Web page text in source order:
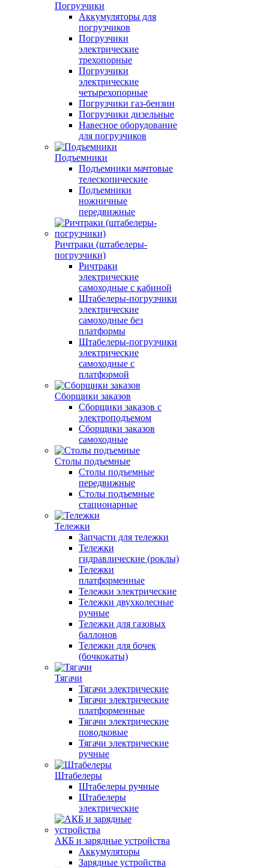
Погрузчики
Аккумуляторы для
погрузчиков
Погрузчики
электрические
трехопорные
Погрузчики
электрические
четырехопорные
Погрузчики газ-бензин
Погрузчики дизельные
Навесное оборудование
для погрузчиков
Подъемники
Подъемники мачтовые
телескопические
Подъемники
ножничные
передвижные
Ричтраки (штабелеры-
погрузчики)
Ричтраки
электрические
самоходные с кабиной
Штабелеры-погрузчики
электрические
самоходные без
платформы
Штабелеры-погрузчики
электрические
самоходные с
платформой
Сборщики заказов
Сборщики заказов с
электроподъемом
Сборщики заказов
самоходные
Столы подъемные
Столы подъемные
передвижные
Столы подъемные
стационарные
Тележки
Запчасти для тележки
Тележки
гидравлические (роклы)
Тележки
платформенные
Тележки электрические
Тележки двухколесные
ручные
Тележки для газовых
баллонов
Тележки для бочек
(бочкокаты)
Тягачи
Тягачи электрические
Тягачи электрические
платформенные
Тягачи электрические
поводковые
Тягачи электрические
ручные
Штабелеры
Штабелеры ручные
Штабелеры
электрические
АКБ и зарядные устройства
Аккумуляторы
Зарядные устройства